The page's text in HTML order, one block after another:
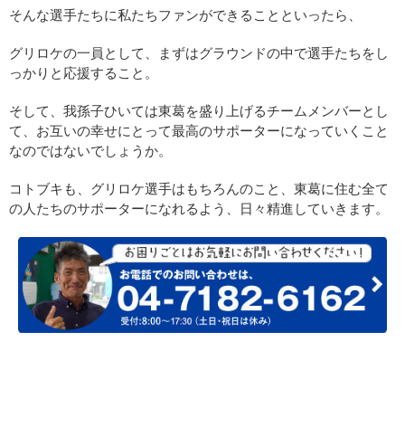
そんな選手たちに私たちファンができることといったら、
グリロケの一員として、まずはグラウンドの中で選手たちをし
っかりと応援すること。
そして、我孫子ひいては東葛を盛り上げるチームメンバーとし
て、お互いの幸せにとって最高のサポーターになっていくこと
なのではないでしょうか。
コトブキも、グリロケ選手はもちろんのこと、東葛に住む全て
の人たちのサポーターになれるよう、日々精進していきます。